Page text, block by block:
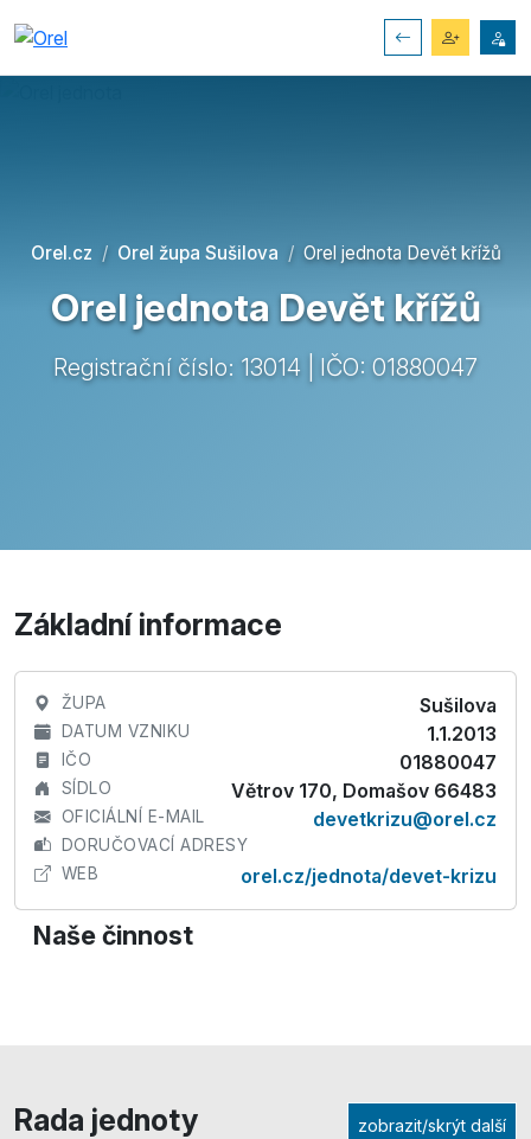
Orel.cz Orel župa Sušilova Orel jednota Devět křížů
Orel jednota Devět křížů
Registrační číslo: 13014 | IČO: 01880047
Základní informace
ŽUPA Sušilova
DATUM VZNIKU 1.1.2013
IČO 01880047
SÍDLO Větrov 170, Domašov 66483
OFICIÁLNÍ E-MAIL devetkrizu@orel.cz
DORUČOVACÍ ADRESY
WEB
orel.cz/jednota/devet-krizu
Naše činnost
Rada jednoty zobrazit/skrýt další